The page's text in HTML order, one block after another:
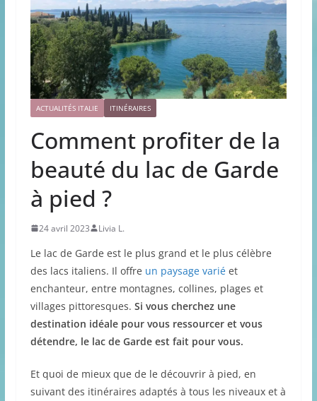
ACTUALITÉS ITALIE ITINÉRAIRES
Comment profiter de la
beauté du lac de Garde
à pied ?
24 avril 2023 Livia L.
Le lac de Garde est le plus grand et le plus célèbre
des lacs italiens. Il offre un paysage variéet
enchanteur, entre montagnes, collines, plages et
villages pittoresques. Si vous cherchez une
destination idéale pour vous ressourcer et vous
détendre, le lac de Garde est fait pour vous.
Et quoi de mieux que de le découvrir à pied, en
suivant des itinéraires adaptés à tous les niveaux et à